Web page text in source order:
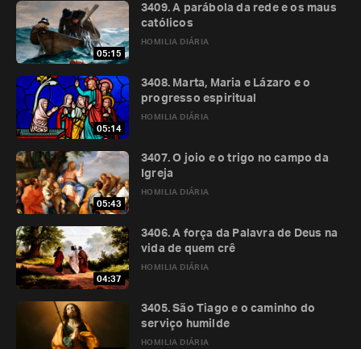
05:15
HOMILIA DIÁRIA
3409. A parábola da rede e os maus
católicos
05:14
HOMILIA DIÁRIA
3408. Marta, Maria e Lázaro e o
progresso espiritual
05:43
HOMILIA DIÁRIA
3407. O joio e o trigo no campo da
Igreja
04:37
HOMILIA DIÁRIA
3406. A força da Palavra de Deus na
vida de quem crê
HOMILIA DIÁRIA
3405. São Tiago e o caminho do
serviço humilde